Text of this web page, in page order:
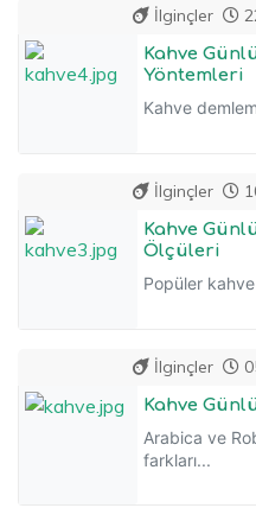
İlginçler
Kahve
Yöntemleri
Kahve
İlginçler
Kahve
Ölçüleri
Popüler
İlginçler
Kahve
Arabica ve
farkları...